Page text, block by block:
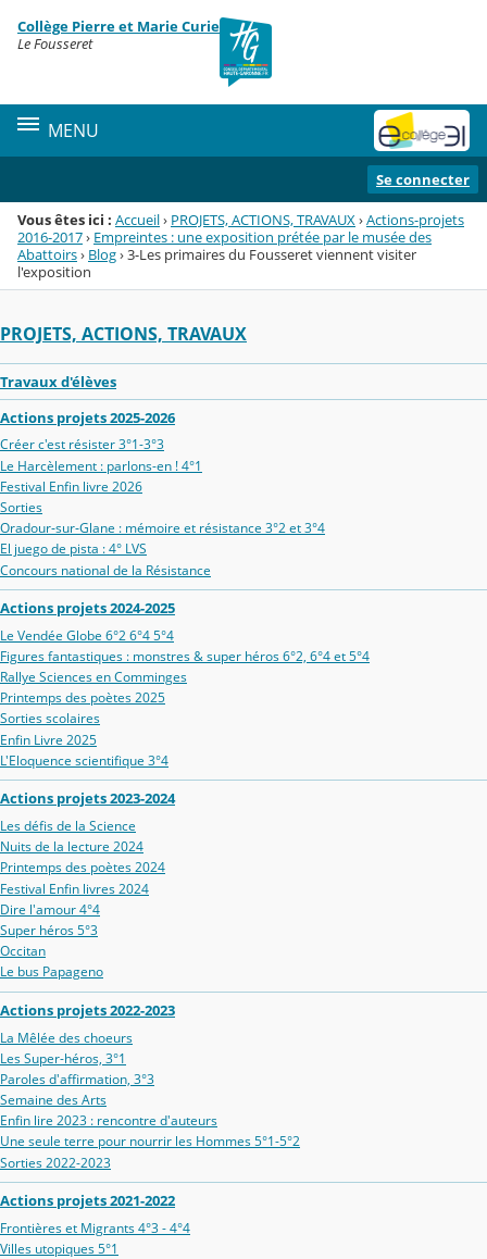
Menu de la rubrique
Contenu
Collège Pierre et Marie Curie
Le Fousseret
MENU
Se connecter
Vous êtes ici : Accueil› PROJETS, ACTIONS, TRAVAUX ›Actions-projets
2016-2017› Empreintes : une exposition prétée par le musée des
Abattoirs› Blog›3-Les primaires du Fousseret viennent visiter
l'exposition
PROJETS, ACTIONS, TRAVAUX
Travaux d'élèves
Actions projets 2025-2026
Créer c'est résister 3°1-3°3
Le Harcèlement : parlons-en ! 4°1
Festival Enfin livre 2026
Sorties
Oradour‑sur‑Glane : mémoire et résistance 3°2 et 3°4
El juego de pista : 4° LVS
Concours national de la Résistance
Actions projets 2024-2025
Le Vendée Globe 6°2 6°4 5°4
Figures fantastiques : monstres & super héros 6°2, 6°4 et 5°4
Rallye Sciences en Comminges
Printemps des poètes 2025
Sorties scolaires
Enfin Livre 2025
L'Eloquence scientifique 3°4
Actions projets 2023-2024
Les défis de la Science
Nuits de la lecture 2024
Printemps des poètes 2024
Festival Enfin livres 2024
Dire l'amour 4°4
Super héros 5°3
Occitan
Le bus Papageno
Actions projets 2022-2023
La Mêlée des choeurs
Les Super-héros, 3°1
Paroles d'affirmation, 3°3
Semaine des Arts
Enfin lire 2023 : rencontre d'auteurs
Une seule terre pour nourrir les Hommes 5°1-5°2
Sorties 2022-2023
Actions projets 2021-2022
Frontières et Migrants 4°3 - 4°4
Villes utopiques 5°1